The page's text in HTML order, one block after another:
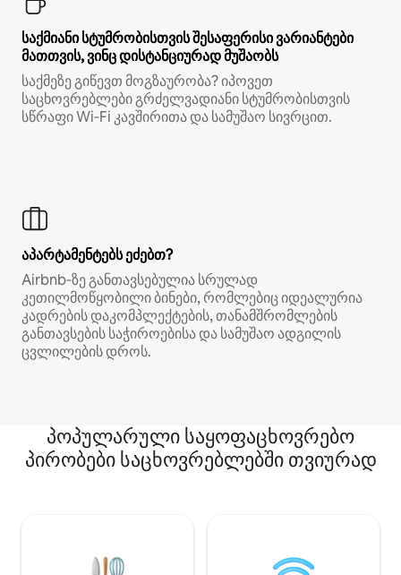
საქმიანი სტუმრობისთვის შესაფერისი ვარიანტები
მათთვის, ვინც დისტანციურად მუშაობს
საქმეზე გიწევთ მოგზაურობა? იპოვეთ
საცხოვრებლები გრძელვადიანი სტუმრობისთვის
სწრაფი Wi‑Fi კავშირითა და სამუშაო სივრცით.
აპარტამენტებს ეძებთ?
Airbnb‑ზე განთავსებულია სრულად
კეთილმოწყობილი ბინები, რომლებიც იდეალურია
კადრების დაკომპლექტების, თანამშრომლების
განთავსების საჭიროებისა და სამუშაო ადგილის
ცვლილების დროს.
პოპულარული საყოფაცხოვრებო
პირობები საცხოვრებლებში თვიურად